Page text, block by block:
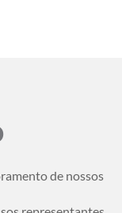
de nossos